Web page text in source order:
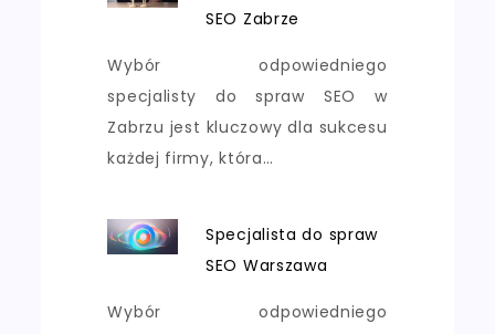
SEO Zabrze
Wybór odpowiedniego
specjalisty do spraw SEO w
Zabrzu jest kluczowy dla sukcesu
każdej firmy, która…
Specjalista do spraw
SEO Warszawa
Wybór odpowiedniego